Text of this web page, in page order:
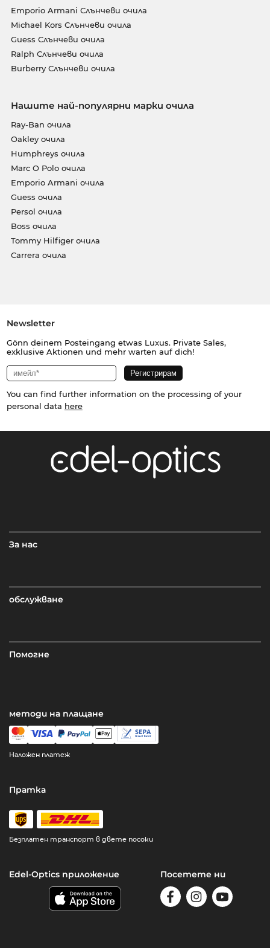
Emporio Armani Слънчеви очила
Michael Kors Слънчеви очила
Guess Слънчеви очила
Ralph Слънчеви очила
Burberry Слънчеви очила
Нашите най-популярни марки очила
Ray-Ban очила
Oakley очила
Humphreys очила
Marc O Polo очила
Emporio Armani очила
Guess очила
Persol очила
Boss очила
Tommy Hilfiger очила
Carrera очила
Newsletter
Gönn deinem Posteingang etwas Luxus. Private Sales,
exklusive Aktionen und mehr warten auf dich!
You can find further information on the processing of your
personal data here
За нас
обслужване
Помогне
методи на плащане
Наложен платеж
Пратка
Безплатен транспорт в двете посоки
Edel-Optics приложение Посетете ни